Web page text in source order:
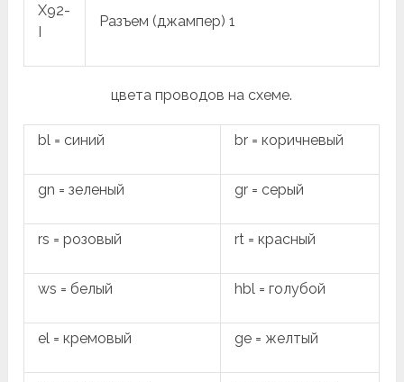
X92-
I
Разъем (джампер) 1
цвета проводов на схеме.
bl = синий br = коричневый
gn = зеленый gr = серый
rs = розовый rt = красный
ws = белый hbl = голубой
el = кремовый ge = желтый